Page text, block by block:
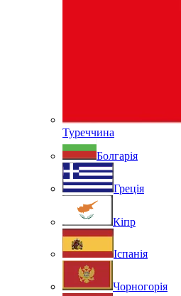
Туреччина
Болгарія
Греція
Кіпр
Іспанія
Чорногорія